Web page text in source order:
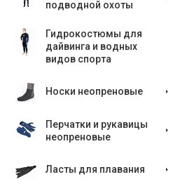
подводной охоты
Гидрокостюмы для
дайвинга и водных
видов спорта
Носки неопреновые
Перчатки и рукавицы
неопреновые
Ласты для плавания